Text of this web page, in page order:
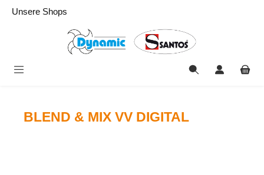
springen
Unsere Shops
BLEND & MIX VV DIGITAL